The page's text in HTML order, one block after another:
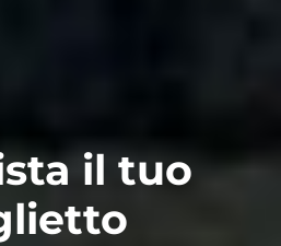
il tuo